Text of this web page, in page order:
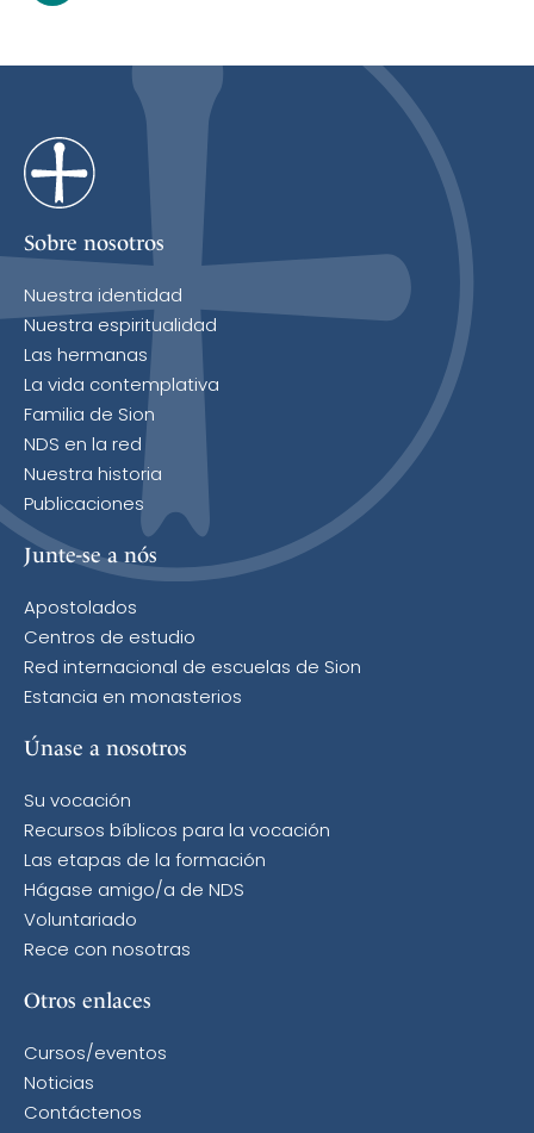
Sobre nosotros
Nuestra identidad
Nuestra espiritualidad
Las hermanas
La vida contemplativa
Familia de Sion
NDS en la red
Nuestra historia
Publicaciones
Junte-se a nós
Apostolados
Centros de estudio
Red internacional de escuelas de Sion
Estancia en monasterios
Únase a nosotros
Su vocación
Recursos bíblicos para la vocación
Las etapas de la formación
Hágase amigo/a de NDS
Voluntariado
Rece con nosotras
Otros enlaces
Cursos/eventos
Noticias
Contáctenos